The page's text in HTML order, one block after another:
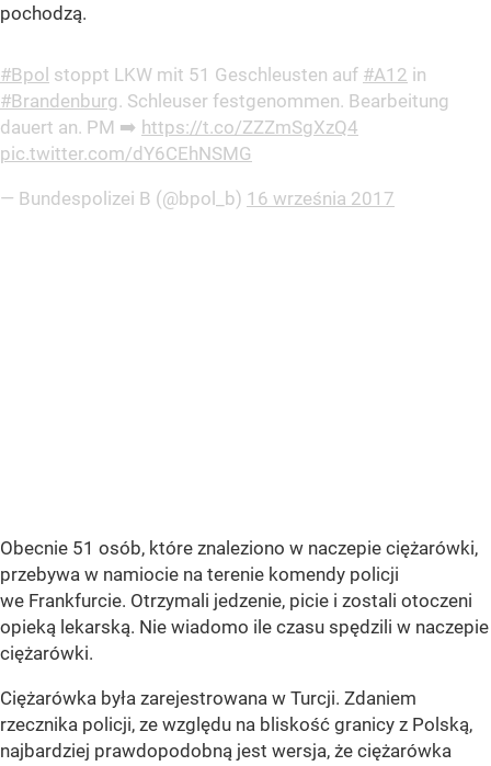
pochodzą.
#Bpol stoppt LKW mit 51 Geschleusten auf #A12 in
#Brandenburg. Schleuser festgenommen. Bearbeitung
dauert an. PM ➡️ https://t.co/ZZZmSgXzQ4
pic.twitter.com/dY6CEhNSMG
— Bundespolizei B (@bpol_b) 16 września 2017
Obecnie 51 osób, które znaleziono w naczepie ciężarówki,
przebywa w namiocie na terenie komendy policji
we Frankfurcie. Otrzymali jedzenie, picie i zostali otoczeni
opieką lekarską. Nie wiadomo ile czasu spędzili w naczepie
ciężarówki.
Ciężarówka była zarejestrowana w Turcji. Zdaniem
rzecznika policji, ze względu na bliskość granicy z Polską,
najbardziej prawdopodobną jest wersja, że ciężarówka